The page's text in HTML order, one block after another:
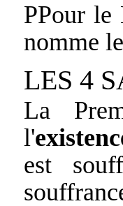
PPour le
nomme
LES 4
La
l'
est